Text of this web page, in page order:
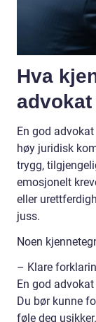
Hva
En god
høy juridisk
trygg,
emosjonelt
eller
juss.
Noen
– Klare
En god
Du bør kunne
føle deg